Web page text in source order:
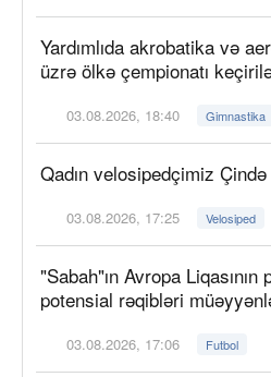
Yardımlıda akrobatika və
üzrə ölkə çempionatı
03.08.2026, 18:40 Gimnastika
Qadın velosipedçimiz
03.08.2026, 17:25 Velosiped
"Sabah"ın Avropa
potensial rəqibləri
03.08.2026, 17:06 Futbol